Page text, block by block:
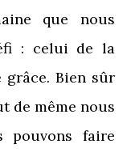
que nous
: celui de la
grâce. Bien sûr
de même nous
pouvons faire